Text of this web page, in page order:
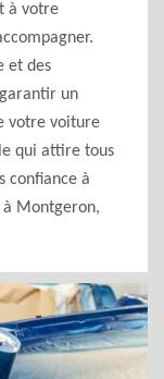
à votre
et des
un
votre voiture
qui attire tous
confiance à
à Montgeron,